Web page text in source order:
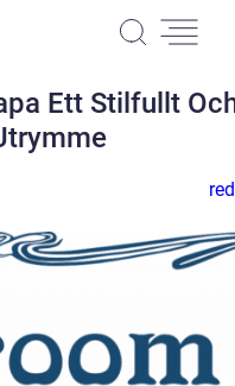
Ett Stilfullt